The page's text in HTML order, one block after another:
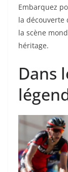
Embarquez
la découverte
la scène
héritage.
Dans